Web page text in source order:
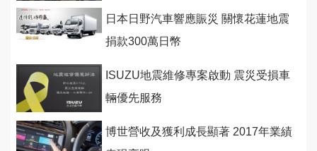
日本日野汽車響應賑災 關懷花蓮地震
捐款300萬日幣
ISUZU地震維修專案啟動 震災受損車
輛優先服務
博世營收及獲利成長顯著 2017年業績